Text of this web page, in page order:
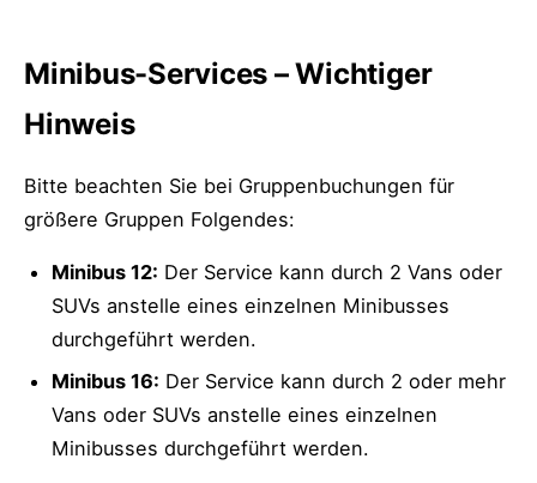
Minibus-Services – Wichtiger
Hinweis
Bitte beachten Sie bei Gruppenbuchungen für
größere Gruppen Folgendes:
Minibus 12: Der Service kann durch 2 Vans oder
SUVs anstelle eines einzelnen Minibusses
durchgeführt werden.
Minibus 16: Der Service kann durch 2 oder mehr
Vans oder SUVs anstelle eines einzelnen
Minibusses durchgeführt werden.